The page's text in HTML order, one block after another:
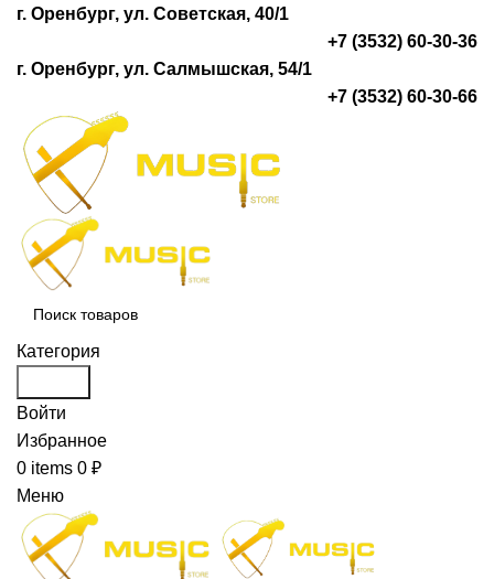
г. Оренбург, ул. Советская, 40/1
+7 (3532) 60-30-36
г. Оренбург, ул. Салмышская, 54/1
+7 (3532) 60-30-66
Категория
Войти
Избранное
0 items 0 ₽
Меню